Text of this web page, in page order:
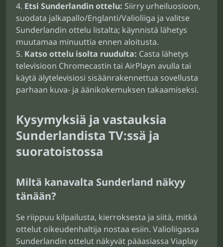
Etsi Sunderlandin ottelu: Siirry urheiluosioon,
suodata jalkapallo/Englanti/Valioliiga ja valitse
Sunderlandin ottelu listalta; käynnistä lähetys
muutamaa minuuttia ennen aloitusta.
Katso ottelu isolta ruudulta: Casta lähetys
televisioon Chromecastin tai AirPlayn avulla tai
käytä älytelevisiosi sisäänrakennettua sovellusta
parhaan kuva- ja äänikokemuksen takaamiseksi.
Kysymyksiä ja vastauksia
Sunderlandista TV:ssä ja
suoratoistossa
Miltä kanavalta Sunderland näkyy
tänään?
Se riippuu kilpailusta, kierroksesta ja siitä, mitkä
ottelut oikeudenhaltija nostaa esiin. Valioliigassa
Sunderlandin ottelut näkyvät pääasiassa Viaplay